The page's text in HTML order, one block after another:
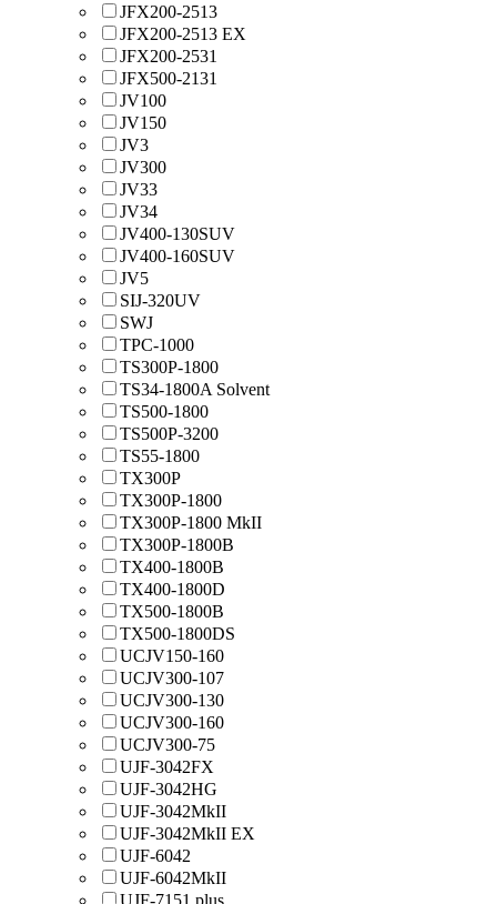
JFX200-2513
JFX200-2513 EX
JFX200-2531
JFX500-2131
JV100
JV150
JV3
JV300
JV33
JV34
JV400-130SUV
JV400-160SUV
JV5
SIJ-320UV
SWJ
TPC-1000
TS300P-1800
TS34-1800A Solvent
TS500-1800
TS500P-3200
TS55-1800
TX300P
TX300P-1800
TX300P-1800 MkII
TX300P-1800B
TX400-1800B
TX400-1800D
TX500-1800B
TX500-1800DS
UCJV150-160
UCJV300-107
UCJV300-130
UCJV300-160
UCJV300-75
UJF-3042FX
UJF-3042HG
UJF-3042MkII
UJF-3042MkII EX
UJF-6042
UJF-6042MkII
UJF-7151 plus